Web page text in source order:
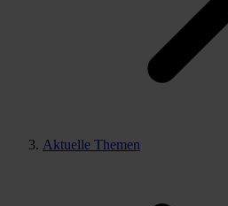
Aktuelle Themen